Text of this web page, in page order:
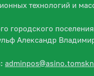
технологий и
городского
Александр